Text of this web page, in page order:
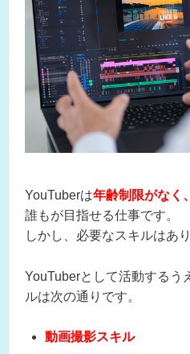
YouTuberは年齢制限がなく
誰もが目指せる仕事です。
しかし、必要なスキルはあり
YouTuberとして活動するう
ルは次の通りです。
動画撮影スキル